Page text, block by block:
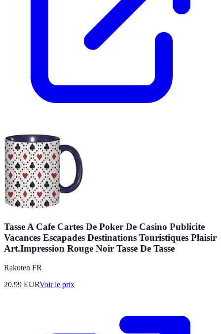
Tasse A Cafe Cartes De Poker De Casino Publicite
Vacances Escapades Destinations Touristiques Plaisir
Art.Impression Rouge Noir Tasse De Tasse
Rakuten FR
20.99 EURVoir le prix